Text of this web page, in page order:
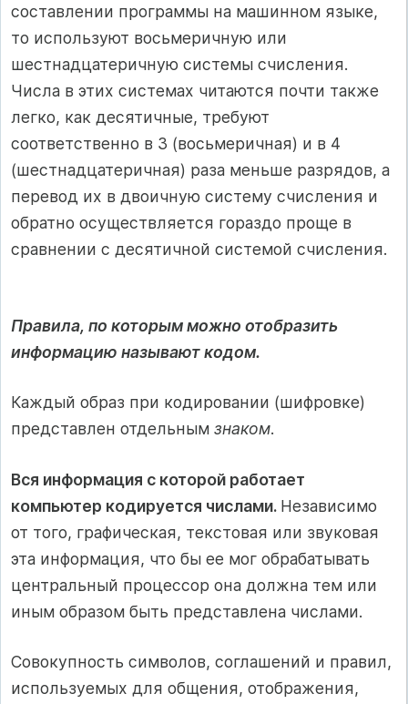
составлении программы на машинном языке,
то используют восьмеричную или
шестнадцатеричную системы счисления.
Числа в этих системах читаются почти также
легко, как десятичные, требуют
соответственно в 3 (восьмеричная) и в 4
(шестнадцатеричная) раза меньше разрядов, а
перевод их в двоичную систему счисления и
обратно осуществляется гораздо проще в
сравнении с десятичной системой счисления.
Правила, по которым можно отобразить
информацию называют кодом.
Каждый образ при кодировании (шифровке)
представлен отдельным знаком.
Вся информация с которой работает
компьютер кодируется числами. Независимо
от того, графическая, текстовая или звуковая
эта информация, что бы ее мог обрабатывать
центральный процессор она должна тем или
иным образом быть представлена числами.
Совокупность символов, соглашений и правил,
используемых для общения, отображения,